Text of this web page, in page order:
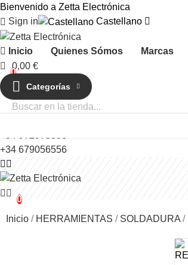
Bienvenido a Zetta Electrónica
Sign in
Castellano
Inicio Quienes Sómos Marcas
0,00 €
0
Categorías
+34 679056556
0
Inicio
HERRAMIENTAS SOLDADURA